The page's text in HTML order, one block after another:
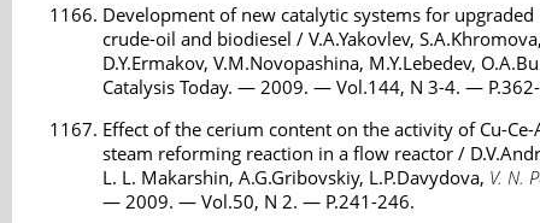
Development of new catalytic systems for
crude-oil and biodiesel / V.A.Yakovlev,
D.Y.Ermakov, V.M.Novopashina, M.Y.Lebedev,
Catalysis Today. — 2009. — Vol.144, N 3-4. —
Effect of the cerium content on the activity of Cu-
steam reforming reaction in a flow reactor /
L. L. Makarshin, A.G.Gribovskiy, L.P.Davydova, V. N.
— 2009. — Vol.50, N 2. — P.241-246.